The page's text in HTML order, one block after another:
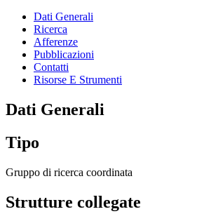
Dati Generali
Ricerca
Afferenze
Pubblicazioni
Contatti
Risorse E Strumenti
Dati Generali
Tipo
Gruppo di ricerca coordinata
Strutture collegate